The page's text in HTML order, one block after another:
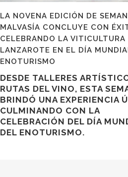
LA NOVENA EDICIÓN DE
MALVASÍA CONCLUYE CON
CELEBRANDO LA VITICULTURA
LANZAROTE EN EL DÍA
ENOTURISMO
DESDE TALLERES
RUTAS DEL VINO, ESTA
BRINDÓ UNA EXPERIENCIA
CULMINANDO CON LA
CELEBRACIÓN DEL DÍA
DEL ENOTURISMO.